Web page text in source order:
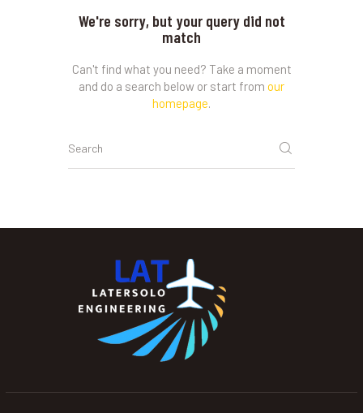
We're sorry, but your query did not
match
Can't find what you need? Take a moment
and do a search below or start from our
homepage.